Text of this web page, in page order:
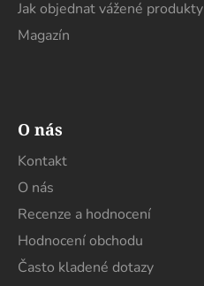
Jak objednat vážené produkty
Magazín
O nás
Kontakt
O nás
Recenze a hodnocení
Hodnocení obchodu
Často kladené dotazy